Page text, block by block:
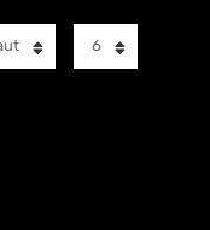
6